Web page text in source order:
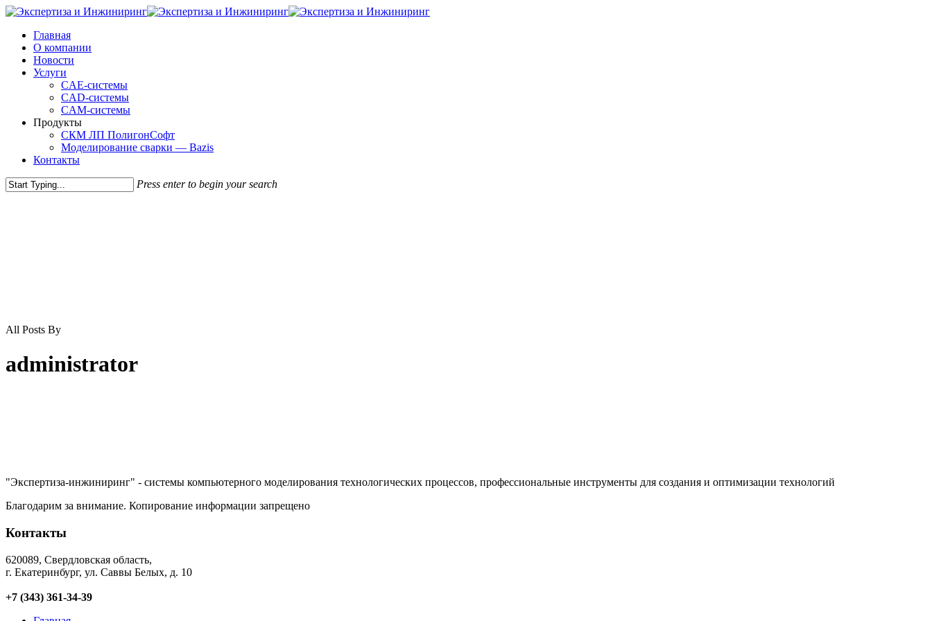
Skip
main
content
Menu
Главная
О компании
Новости
Услуги
CAE-системы
CAD-системы
CAM-системы
Продукты
СКМ ЛП ПолигонСофт
Моделирование сварки — Bazis
Контакты
Press enter to begin your search
All Posts By
administrator
"Экспертиза-инжиниринг" - системы компьютерного моделирования технологических процессов, профессиональные инструменты для создания и оптимизации технологий
Благодарим за внимание. Копирование информации запрещено
Контакты
620089, Свердловская область,
г. Екатеринбург, ул. Саввы Белых, д. 10
+7 (343) 361-34-39